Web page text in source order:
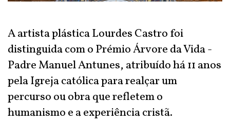
A artista plástica Lourdes Castro foi
distinguida com o Prémio Árvore da Vida -
Padre Manuel Antunes, atribuído há 11 anos
pela Igreja católica para realçar um
percurso ou obra que refletem o
humanismo e a experiência cristã.